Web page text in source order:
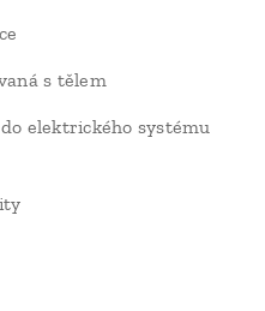
s tělem
elektrického systému